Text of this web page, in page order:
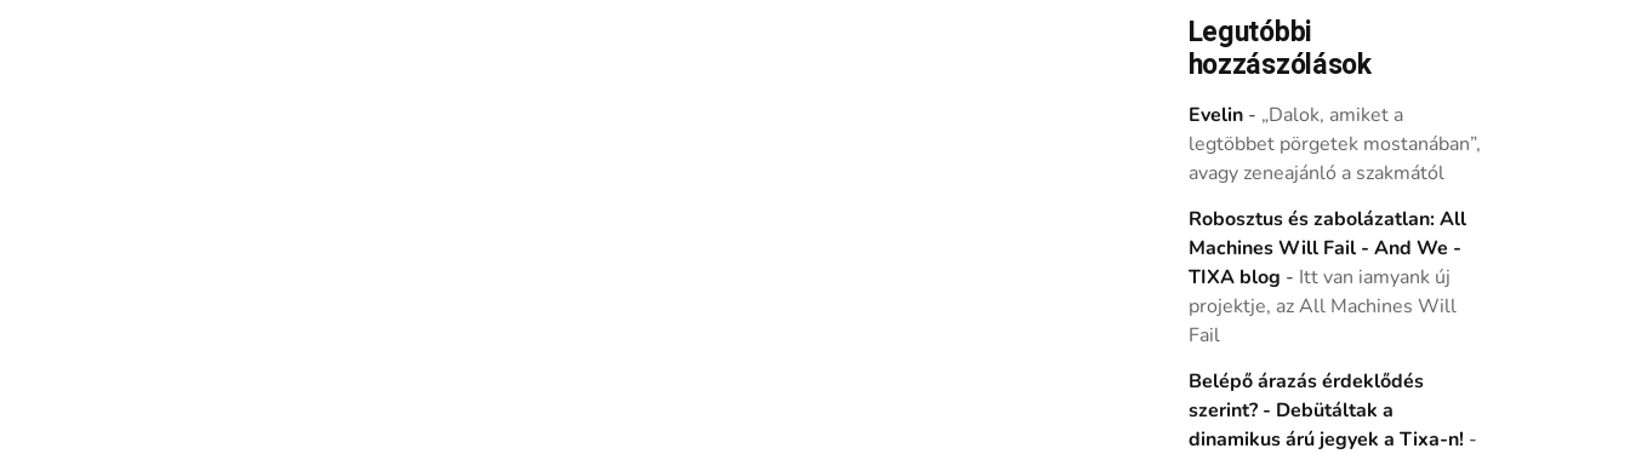
Legutóbbi
hozzászólások
Evelin- „Dalok, amiket a
legtöbbet pörgetek mostanában”,
avagy zeneajánló a szakmától
Robosztus és zabolázatlan: All
Machines Will Fail - And We -
TIXA blog - Itt van iamyank új
projektje, az All Machines Will
Fail
Belépő árazás érdeklődés
szerint? - Debütáltak a
dinamikus árú jegyek a Tixa-n! -